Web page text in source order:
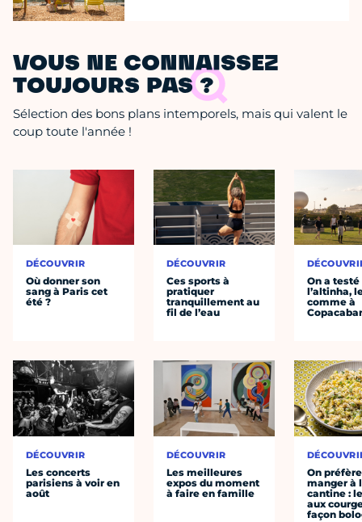
VOUS NE CONNAISSEZ
TOUJOURS PAS ?
Sélection des bons plans intemporels, mais qui valent le
coup toute l'année !
DÉCOUVRIR
Où donner son
sang à Paris cet
été ?
DÉCOUVRIR
Les concerts
parisiens à voir en
août
DÉCOUVRIR
Ces sports à
pratiquer
tranquillement au
fil de l’eau
DÉCOUVRIR
Les meilleures
expos du moment
à faire en famille
On a testé
l’altinha,
comme à
On préfère
manger à
cantine :
aux
façon